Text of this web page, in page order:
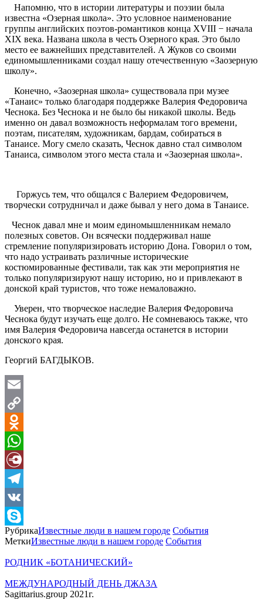
Напомню, что в истории литературы и поэзии была
известна «Озерная школа». Это условное наименование
группы английских поэтов-романтиков конца XVIII − начала
XIX века. Названа школа в честь Озерного края. Это было
место ее важнейших представителей. А Жуков со своими
единомышленниками создал нашу отечественную «Заозерную
школу».
Конечно, «Заозерная школа» существовала при музее
«Танаис» только благодаря поддержке Валерия Федоровича
Чеснока. Без Чеснока и не было бы никакой школы. Ведь
именно он давал возможность неформалам того времени,
поэтам, писателям, художникам, бардам, собираться в
Танаисе. Могу смело сказать, Чеснок давно стал символом
Танаиса, символом этого места стала и «Заозерная школа».
Горжусь тем, что общался с Валерием Федоровичем,
творчески сотрудничал и даже бывал у него дома в Танаисе.
Чеснок давал мне и моим единомышленникам немало
полезных советов. Он всячески поддерживал наше
стремление популяризировать историю Дона. Говорил о том,
что надо устраивать различные исторические
костюмированные фестивали, так как эти мероприятия не
только популяризируют нашу историю, но и привлекают в
донской край туристов, что тоже немаловажно.
Уверен, что творческое наследие Валерия Федоровича
Чеснока будут изучать еще долго. Не сомневаюсь также, что
имя Валерия Федоровича навсегда останется в истории
донского края.
Георгий БАГДЫКОВ.
Email
Copy
Link
Odnoklassniki
WhatsApp
Diary.Ru
Telegram
VK
Skype
РубрикаИзвестные люди в нашем городе События
МеткиИзвестные люди в нашем городе События
РОДНИК «БОТАНИЧЕСКИЙ»
МЕЖДУНАРОДНЫЙ ДЕНЬ ДЖАЗА
Sagittarius.group 2021г.